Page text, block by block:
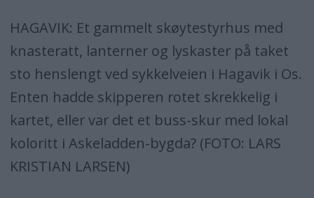
HAGAVIK: Et gammelt skøytestyrhus med
knasteratt, lanterner og lyskaster på taket
sto henslengt ved sykkelveien i Hagavik i Os.
Enten hadde skipperen rotet skrekkelig i
kartet, eller var det et buss-skur med lokal
koloritt i Askeladden-bygda? (FOTO: LARS
KRISTIAN LARSEN)